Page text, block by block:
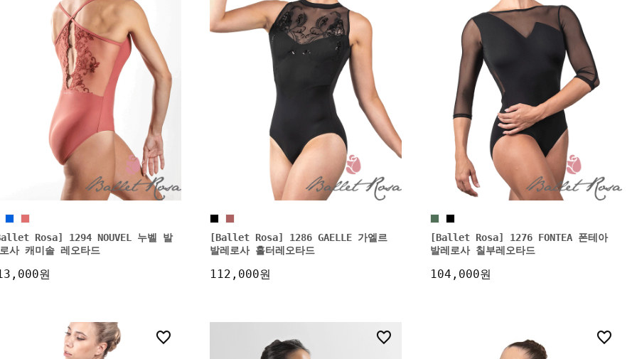
Rosa] 1294 NOUVEL 누벨 발
사 캐미솔 레오타드
원
[Ballet Rosa] 1286 GAELLE 가엘르
발레로사 홀터레오타드
112,000원
[Ballet Rosa] 1276 FONTEA 폰테아
발레로사 칠부레오타드
104,000원